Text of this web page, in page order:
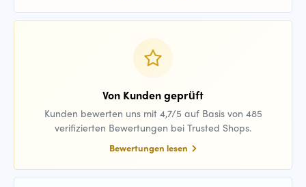
Von Kunden geprüft
Kunden bewerten uns mit 4,7/5 auf Basis von 485
verifizierten Bewertungen bei Trusted Shops.
Bewertungen lesen